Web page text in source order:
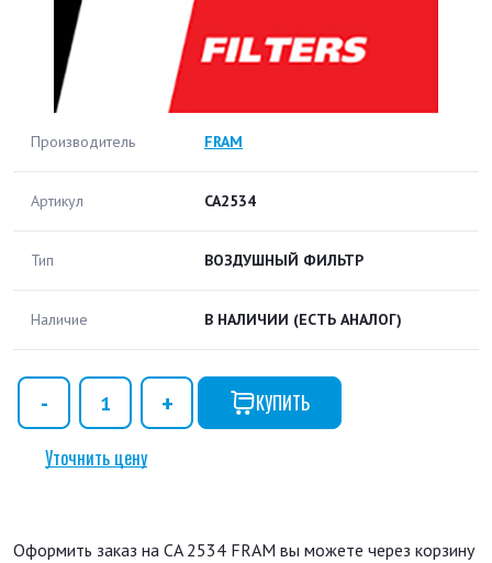
Производитель FRAM
Артикул CA2534
Тип ВОЗДУШНЫЙ ФИЛЬТР
Наличие В НАЛИЧИИ (ЕСТЬ АНАЛОГ)
КУПИТЬ
Уточнить цену
Оформить заказ на CA 2534 FRAM вы можете через корзину